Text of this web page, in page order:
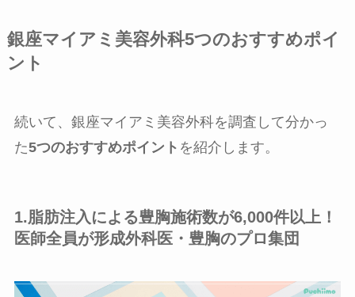
銀座マイアミ美容外科5つのおすすめポイ
ント
続いて、銀座マイアミ美容外科を調査して分かっ
た5つのおすすめポイント を紹介します。
1.脂肪注入による豊胸施術数が6,000件以上！
医師全員が形成外科医・豊胸のプロ集団